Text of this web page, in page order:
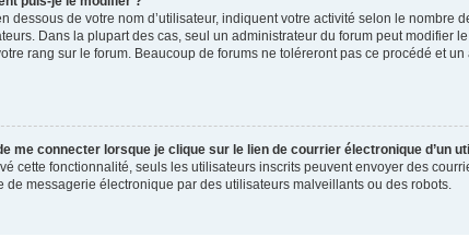
dessous de votre nom d’utilisateur, indiquent votre activité selon le
Dans la plupart des cas, seul un administrateur du forum peut
rang sur le forum. Beaucoup de forums ne toléreront pas ce procédé et
me connecter lorsque je clique sur le lien de courrier électronique d’un
cette fonctionnalité, seuls les utilisateurs inscrits peuvent envoyer des
de messagerie électronique par des utilisateurs malveillants ou des robots.